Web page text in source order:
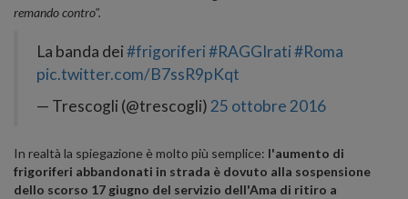
remando contro".
La banda dei#frigoriferi#RAGGIrati#Roma
pic.twitter.com/B7ssR9pKqt
— Trescogli (@trescogli)25 ottobre 2016
In realtà la spiegazione è molto più semplice: l'aumento di
frigoriferi abbandonati in strada è dovuto alla sospensione
dello scorso 17 giugno del servizio dell'Ama di ritiro a